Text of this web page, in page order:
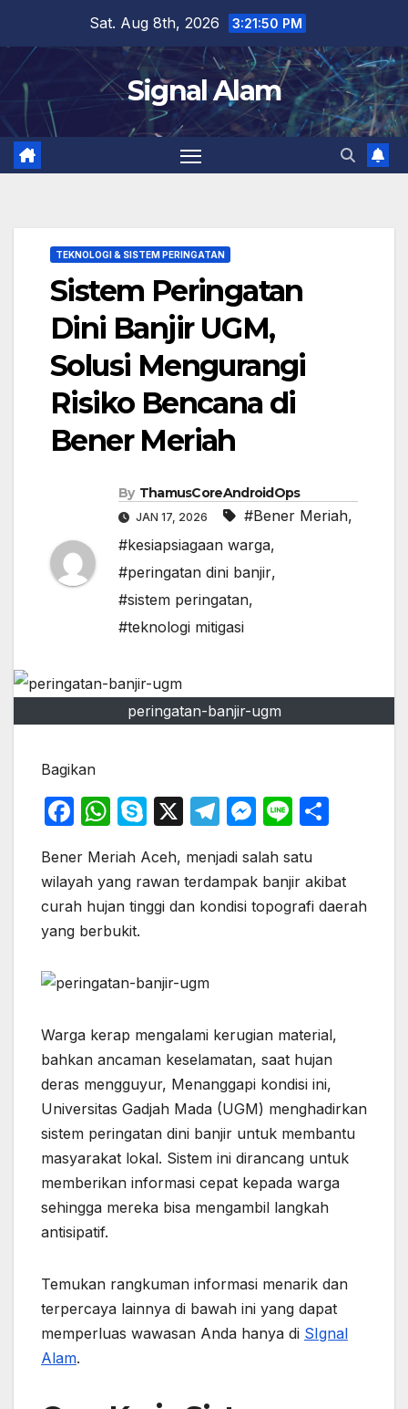
content
Sat. Aug 8th, 2026 3:21:50 PM
Signal Alam
TEKNOLOGI & SISTEM PERINGATAN
Sistem Peringatan
Dini Banjir UGM,
Solusi Mengurangi
Risiko Bencana di
Bener Meriah
By ThamusCoreAndroidOps
JAN 17, 2026 #Bener Meriah,
#kesiapsiagaan warga,
#peringatan dini banjir,
#sistem peringatan,
#teknologi mitigasi
peringatan-banjir-ugm
Bagikan
F
c
e
b
o
W
at
s
A
p
S
y
p
X
T
e
gr
M
s
s
Li
e ar
e
Bener Meriah Aceh, menjadi salah satu
wilayah yang rawan terdampak banjir akibat
curah hujan tinggi dan kondisi topografi daerah
yang berbukit.
Warga kerap mengalami kerugian material,
bahkan ancaman keselamatan, saat hujan
deras mengguyur, Menanggapi kondisi ini,
Universitas Gadjah Mada (UGM) menghadirkan
sistem peringatan dini banjir untuk membantu
masyarakat lokal. Sistem ini dirancang untuk
memberikan informasi cepat kepada warga
sehingga mereka bisa mengambil langkah
antisipatif.
Temukan rangkuman informasi menarik dan
terpercaya lainnya di bawah ini yang dapat
memperluas wawasan Anda hanya di SIgnal
Alam.